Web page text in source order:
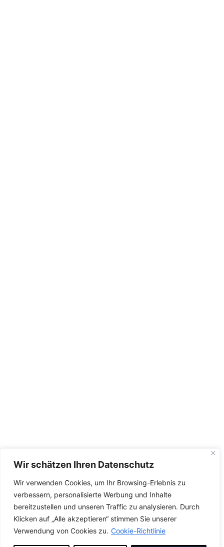
Wir schätzen Ihren Datenschutz
Wir verwenden Cookies, um Ihr Browsing-Erlebnis zu
verbessern, personalisierte Werbung und Inhalte
bereitzustellen und unseren Traffic zu analysieren. Durch
Klicken auf „Alle akzeptieren“ stimmen Sie unserer
Verwendung von Cookies zu. Cookie-Richtlinie